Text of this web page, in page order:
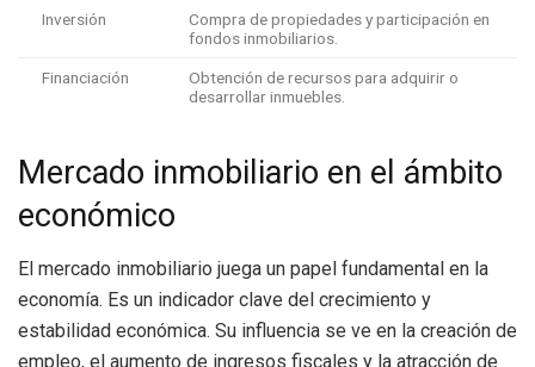
Inversión
Compra de propiedades y participación en
fondos inmobiliarios.
Financiación
Obtención de recursos para adquirir o
desarrollar inmuebles.
Mercado inmobiliario en el ámbito
económico
El mercado inmobiliario juega un papel fundamental en la
economía. Es un indicador clave del crecimiento y
estabilidad económica. Su influencia se ve en la creación de
empleo, el aumento de ingresos fiscales y la atracción de